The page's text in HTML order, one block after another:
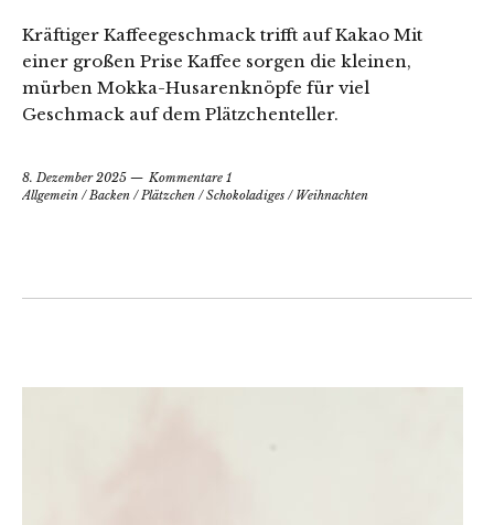
Kräftiger Kaffeegeschmack trifft auf Kakao Mit
einer großen Prise Kaffee sorgen die kleinen,
mürben Mokka-Husarenknöpfe für viel
Geschmack auf dem Plätzchenteller.
8. Dezember 2025
Kommentare 1
Allgemein /Backen /Plätzchen /Schokoladiges / Weihnachten